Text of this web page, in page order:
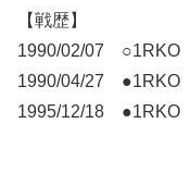
【戦歴】
1990/02/07 ○1RKO
1990/04/27 ●1RKO
1995/12/18 ●1RKO